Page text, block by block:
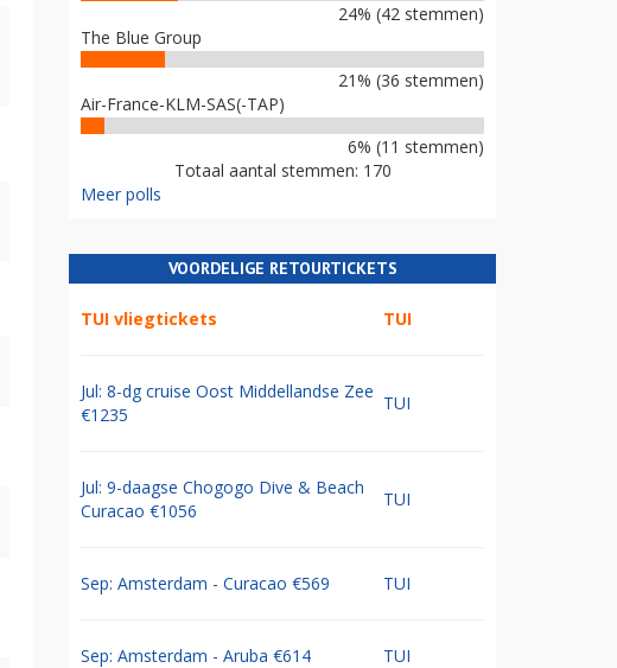
24% (42 stemmen)
The Blue Group
21% (36 stemmen)
Air-France-KLM-SAS(-TAP)
6% (11 stemmen)
Totaal aantal stemmen: 170
Meer polls
VOORDELIGE RETOURTICKETS
TUI vliegtickets TUI
Jul: 8-dg cruise Oost Middellandse Zee
€1235
TUI
Jul: 9-daagse Chogogo Dive & Beach
Curacao €1056
TUI
Sep: Amsterdam - Curacao €569 TUI
Sep: Amsterdam - Aruba €614 TUI